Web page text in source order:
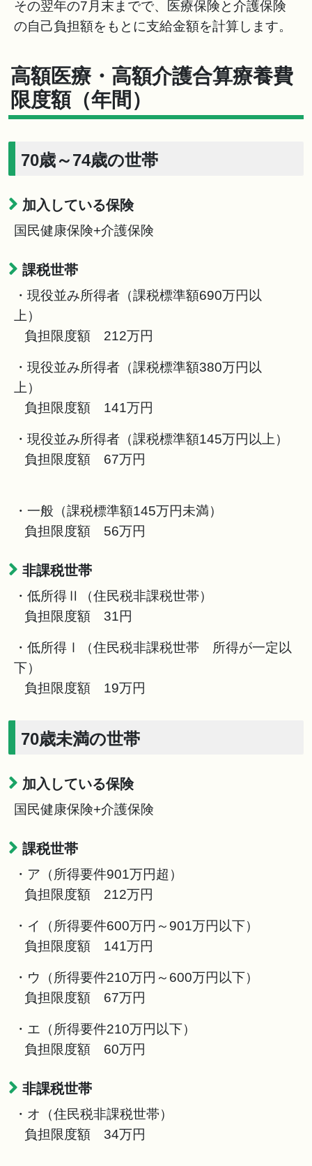
その翌年の7月末までで、医療保険と介護保険
の自己負担額をもとに支給金額を計算します。
高額医療・高額介護合算療養費
限度額（年間）
70歳～74歳の世帯
加入している保険
国民健康保険+介護保険
課税世帯
・現役並み所得者（課税標準額690万円以
上）
負担限度額 212万円
・現役並み所得者（課税標準額380万円以
上）
負担限度額 141万円
・現役並み所得者（課税標準額145万円以上）
負担限度額 67万円
・一般（課税標準額145万円未満）
負担限度額 56万円
非課税世帯
・低所得Ⅱ（住民税非課税世帯）
負担限度額 31円
・低所得Ⅰ（住民税非課税世帯 所得が一定以
下）
負担限度額 19万円
70歳未満の世帯
加入している保険
国民健康保険+介護保険
課税世帯
・ア（所得要件901万円超）
負担限度額 212万円
・イ（所得要件600万円～901万円以下）
負担限度額 141万円
・ウ（所得要件210万円～600万円以下）
負担限度額 67万円
・エ（所得要件210万円以下）
負担限度額 60万円
非課税世帯
・オ（住民税非課税世帯）
負担限度額 34万円